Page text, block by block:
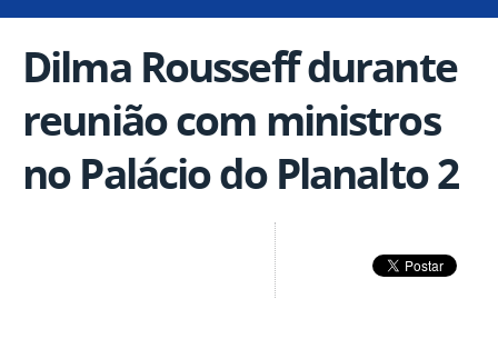
Dilma Rousseff durante
reunião com ministros
no Palácio do Planalto 2